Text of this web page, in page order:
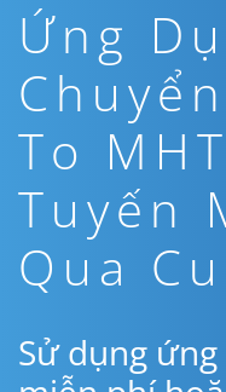
Ứng
To
Tuyến
Qua
Sử dụng